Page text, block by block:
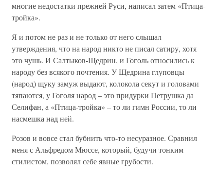
многие недостатки прежней Руси, написал затем «Птица-
тройка».
Я и потом не раз и не только от него слышал
утверждения, что на народ никто не писал сатиру, хотя
это чушь. И Салтыков-Щедрин, и Гоголь относились к
народу без всякого почтения. У Щедрина глуповцы
(народ) щуку замуж выдают, колокола секут и головами
тяпаются, у Гоголя народ – это придурки Петрушка да
Селифан, а «Птица-тройка» – то ли гимн России, то ли
насмешка над ней.
Розов и вовсе стал бубнить что-то несуразное. Сравнил
меня с Альфредом Мюссе, который, будучи тонким
стилистом, позволял себе явные грубости.